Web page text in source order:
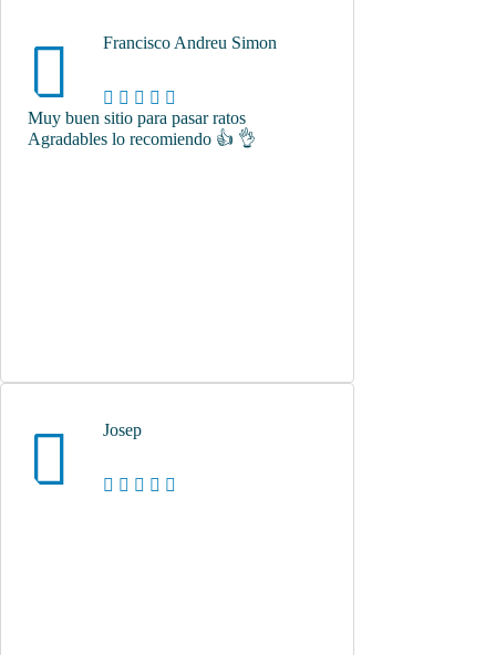
Francisco Andreu Simon
Muy buen sitio para pasar ratos
Agradables lo recomiendo 👍 👌
Josep